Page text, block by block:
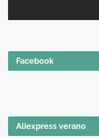
Facebook
Aliexpress verano